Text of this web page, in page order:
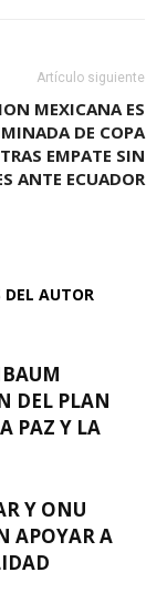
Artículo siguiente
MEXICANA ES
DE COPA
EMPATE SIN
ANTE ECUADOR
DEL AUTOR
DEL PLAN
PAZ Y LA
Y ONU
APOYAR A